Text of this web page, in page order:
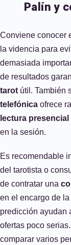
Palín y
Conviene conocer
la videncia para
demasiada
de resultados
tarot útil. También
telefónica ofrece
lectura presencial
en la sesión.
Es recomendable
del tarotista o
de contratar una
en el encargo de
predicción ayudan
ofertas poco
comparar varios